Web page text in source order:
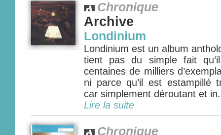
Chronique
Archive
Londinium
Londinium est un album
tient pas du simple fait
centaines de milliers
ni parce qu’il est estampillé
car simplement déroutant et
Lire la suite
Chronique